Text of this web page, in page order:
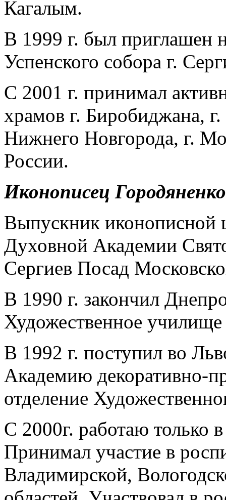
Кагалым.
В 1999 г. был приглашен
Успенского собора г.
С 2001 г. принимал
храмов г. Биробиджана,
Нижнего Новгорода, г.
России.
Иконописец
Выпускник
Духовной Академии
Сергиев Посад
В 1990 г. закончил
Художественное
В 1992 г. поступил во
Академию декоративно-
отделение
С 2000г. работаю только
Принимал участие в
Владимирской,